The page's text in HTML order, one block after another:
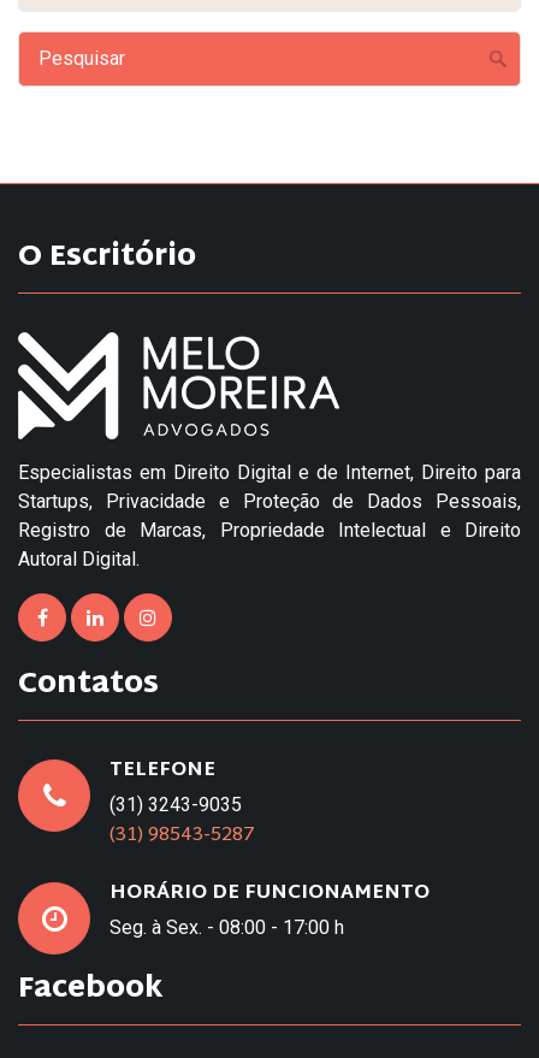
O Escritório
Especialistas em Direito Digital e de Internet, Direito para
Startups, Privacidade e Proteção de Dados Pessoais,
Registro de Marcas, Propriedade Intelectual e Direito
Autoral Digital.
Contatos
TELEFONE
(31) 3243-9035
(31) 98543-5287
HORÁRIO DE FUNCIONAMENTO
Seg. à Sex. - 08:00 - 17:00 h
Facebook